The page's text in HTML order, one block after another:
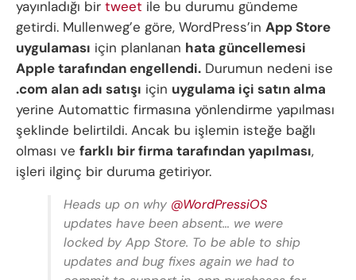
yayınladığı bir tweet ile bu durumu gündeme
getirdi. Mullenweg’e göre, WordPress’in App Store
uygulaması için planlanan hata güncellemesi
Apple tarafından engellendi. Durumun nedeni ise
.com alan adı satışı için uygulama içi satın alma
yerine Automattic firmasına yönlendirme yapılması
şeklinde belirtildi. Ancak bu işlemin isteğe bağlı
olması ve farklı bir firma tarafından yapılması,
işleri ilginç bir duruma getiriyor.
Heads up on why @WordPressiOS
updates have been absent… we were
locked by App Store. To be able to ship
updates and bug fixes again we had to